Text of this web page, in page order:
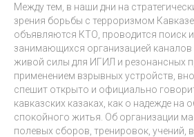
Между тем, в наши дни на
зрения борьбы с терроризмом
объявляются КТО, проводится поиск и
занимающихся организацией каналов
живой силы для ИГИЛ и резонансных
применением взрывных устройств,
спешит открыто и официально
кавказских казаках, как о надежде на
спокойного житья. Об организации
полевых сборов, тренировок, учений,